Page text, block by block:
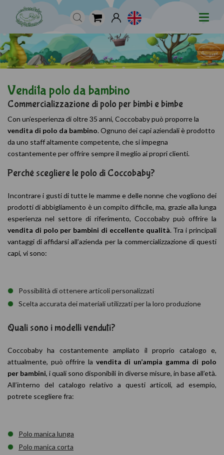
Vendita polo da bambino
Commercializzazione di polo per bimbi e bimbe
Con un’esperienza di oltre 35 anni, Coccobaby può proporre la
vendita di polo da bambino. Ognuno dei capi aziendali è prodotto
da uno staff altamente competente, che si impegna
costantemente per offrire sempre il meglio ai propri clienti.
Perché scegliere le polo di Coccobaby?
Incontrare i gusti di tutte le mamme e delle nonne che vogliono dei
prodotti di abbigliamento è un compito difficile, ma, grazie alla lunga
esperienza nel settore di riferimento, Coccobaby può offrire la
vendita di polo per bambini di eccellente qualità. Tra i principali
vantaggi di affidarsi all’azienda per la commercializzazione di questi
capi, vi sono:
Possibilità di ottenere articoli personalizzati
Scelta accurata dei materiali utilizzati per la loro produzione
Quali sono i modelli venduti?
Coccobaby ha costantemente ampliato il proprio catalogo e,
attualmente, può offrire la vendita di un’ampia gamma di polo
per bambini, i quali sono disponibili in diverse misure, in base all’età.
All’interno del catalogo relativo a questi articoli, ad esempio,
potrete scegliere fra:
Polo manica lunga
Polo manica corta